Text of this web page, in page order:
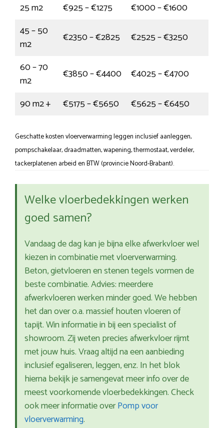
25 m2
€925 – €1275
€1000 – €1600
45 – 50
m2
€2350 – €2825
€2525 – €3250
60 – 70
m2
€3850 – €4400
€4025 – €4700
90 m2 +
€5175 – €5650 €5625 – €6450
Geschatte kosten vloerverwarming leggen inclusief aanleggen,
pompschakelaar, draadmatten, wapening, thermostaat, verdeler,
tackerplatenen arbeid en BTW (provincie Noord-Brabant).
Welke vloerbedekkingen werken
goed samen?
Vandaag de dag kan je bijna elke afwerkvloer wel
kiezen in combinatie met vloerverwarming.
Beton, gietvloeren en stenen tegels vormen de
beste combinatie. Advies: meerdere
afwerkvloeren werken minder goed. We hebben
het dan over o.a. massief houten vloeren of
tapijt. Win informatie in bij een specialist of
showroom. Zij weten precies afwerkvloer rijmt
met jouw huis. Vraag altijd na een aanbieding
inclusief egaliseren, leggen, enz. In het blok
hierna bekijk je samengevat meer info over de
meest voorkomende vloerbedekkingen. Check
ook meer informatie overPomp voor
vloerverwarming.